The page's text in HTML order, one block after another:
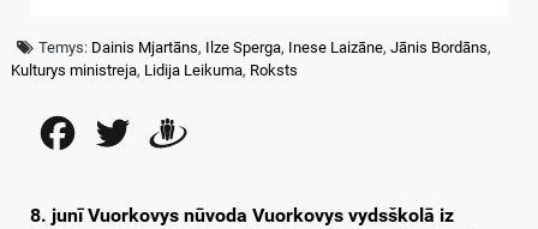
Temys: Dainis Mjartāns, Ilze Sperga, Inese Laizāne,Jānis Bordāns,
Kulturys ministreja, Lidija Leikuma, Roksts
FacebookTwitter
8. junī Vuorkovys nūvoda Vuorkovys vydsškolā iz